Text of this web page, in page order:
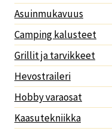
Asuinmukavuus
Camping kalusteet
Grillit ja tarvikkeet
Hevostraileri
Hobby varaosat
Kaasutekniikka